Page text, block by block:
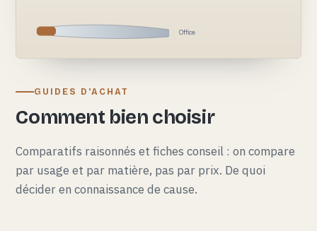
Office
GUIDES D'ACHAT
Comment bien choisir
Comparatifs raisonnés et fiches conseil : on compare
par usage et par matière, pas par prix. De quoi
décider en connaissance de cause.